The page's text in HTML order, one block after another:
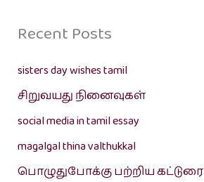
Recent Posts
sisters day wishes tamil
சிறுவயது நினைவுகள்
social media in tamil essay
magalgal thina valthukkal
பொழுதுபோக்கு பற்றிய கட்டுரை